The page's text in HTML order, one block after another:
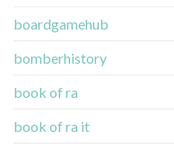
boardgamehub
bomberhistory
book of ra
book of ra it